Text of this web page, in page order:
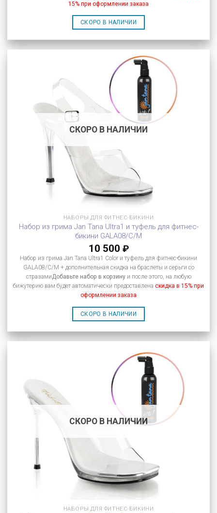
15% при оформлении заказа
СКОРО В НАЛИЧИИ
СКОРО В НАЛИЧИИ
НАБОРЫ ДЛЯ ФИТНЕС-БИКИНИ
Набор из грима Jan Tana Ultra1 и туфель для фитнес-
бикини GALA08/C/M
10 500 ₽
Набор из грима Jan Tana Ultra1 Color и туфель для фитнес-бикини
GALA08/C/M + дополнительная скидка на браслеты и серьги со
стразамиДобавьте набор в корзинуи после этого, на любую
бижутерию вам будет автоматически предоставлена скидка в 15% при
оформлении заказа
СКОРО В НАЛИЧИИ
СКОРО В НАЛИЧИИ
НАБОРЫ ДЛЯ ФИТНЕС-БИКИНИ